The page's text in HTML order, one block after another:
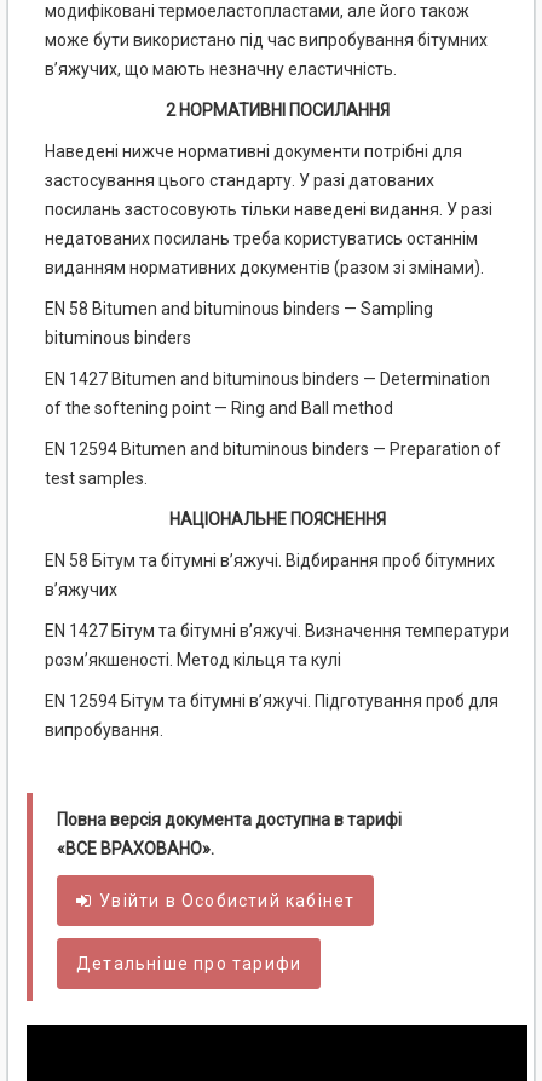
модифіковані термоеластопластами, але його також
може бути використано під час випробування бітумних
в’яжучих, що мають незначну еластичність.
2 НОРМАТИВНІ ПОСИЛАННЯ
Наведені нижче нормативні документи потрібні для
застосування цього стандарту. У разі датованих
посилань застосовують тільки наведені видання. У разі
недатованих посилань треба користуватись останнім
виданням нормативних документів (разом зі змінами).
EN 58 Bitumen and bituminous binders — Sampling
bituminous binders
EN 1427 Bitumen and bituminous binders — Determination
of the softening point — Ring and Ball method
EN 12594 Bitumen and bituminous binders — Preparation of
test samples.
НАЦІОНАЛЬНЕ ПОЯСНЕННЯ
EN 58 Бітум та бітумні в’яжучі. Відбирання проб бітумних
в’яжучих
EN 1427 Бітум та бітумні в’яжучі. Визначення температури
розм’якшеності. Метод кільця та кулі
EN 12594 Бітум та бітумні в’яжучі. Підготування проб для
випробування.
Повна версія документа доступна в тарифі
«ВСЕ ВРАХОВАНО».
Увійти вОсобистий кабінет
Детальніше про тарифи